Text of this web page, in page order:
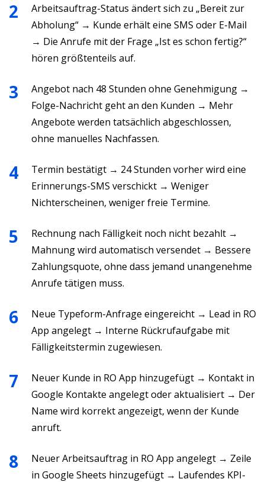
Arbeitsauftrag-Status ändert sich zu „Bereit zur
Abholung“ → Kunde erhält eine SMS oder E-Mail
→ Die Anrufe mit der Frage „Ist es schon fertig?“
hören größtenteils auf.
Angebot nach 48 Stunden ohne Genehmigung →
Folge-Nachricht geht an den Kunden → Mehr
Angebote werden tatsächlich abgeschlossen,
ohne manuelles Nachfassen.
Termin bestätigt → 24 Stunden vorher wird eine
Erinnerungs-SMS verschickt → Weniger
Nichterscheinen, weniger freie Termine.
Rechnung nach Fälligkeit noch nicht bezahlt →
Mahnung wird automatisch versendet → Bessere
Zahlungsquote, ohne dass jemand unangenehme
Anrufe tätigen muss.
Neue Typeform-Anfrage eingereicht → Lead in RO
App angelegt → Interne Rückrufaufgabe mit
Fälligkeitstermin zugewiesen.
Neuer Kunde in RO App hinzugefügt → Kontakt in
Google Kontakte angelegt oder aktualisiert → Der
Name wird korrekt angezeigt, wenn der Kunde
anruft.
Neuer Arbeitsauftrag in RO App angelegt → Zeile
in Google Sheets hinzugefügt → Laufendes KPI-